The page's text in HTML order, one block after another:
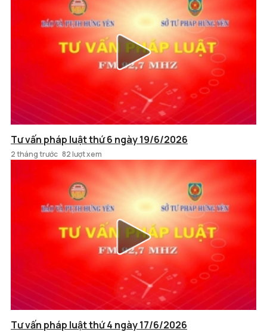
Tư vấn pháp luật thứ 6 ngày 19/6/2026
2 tháng trước 82 lượt xem
Tư vấn pháp luật thứ 4 ngày 17/6/2026